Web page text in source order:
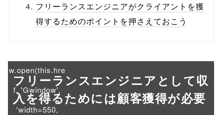
line10
/1133813"
w.open(this.hre
f, 'Gwindow',
'width=550,
フリーランスエンジニアがクライアントを獲
得するためのポイントを押さえておこう
フリーランスエンジニアとして収
入を得るためには顧客獲得が必要